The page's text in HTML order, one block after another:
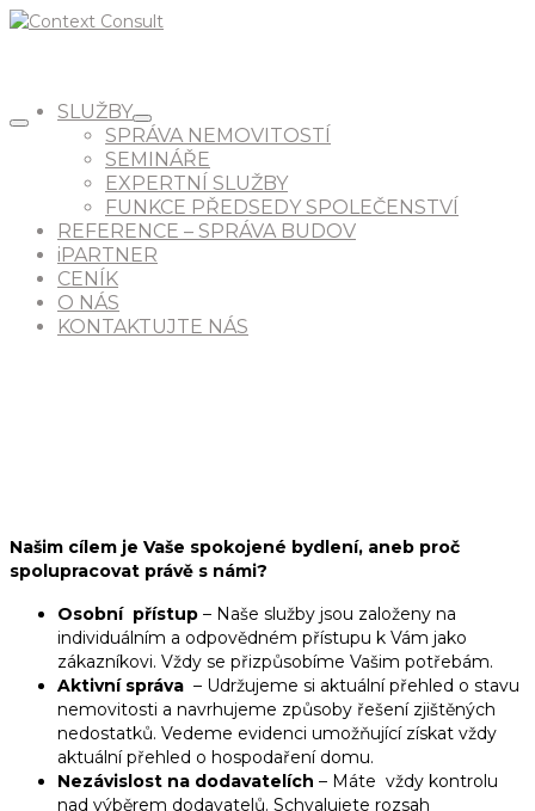
SLUŽBY
SPRÁVA NEMOVITOSTÍ
SEMINÁŘE
EXPERTNÍ SLUŽBY
FUNKCE PŘEDSEDY SPOLEČENSTVÍ
REFERENCE – SPRÁVA BUDOV
iPARTNER
CENÍK
O NÁS
KONTAKTUJTE NÁS
Našim cílem je Vaše spokojené bydlení, aneb proč
spolupracovat právě s námi?
Osobní přístup – Naše služby jsou založeny na
individuálním a odpovědném přístupu k Vám jako
zákazníkovi. Vždy se přizpůsobíme Vašim potřebám.
Aktivní správa – Udržujeme si aktuální přehled o stavu
nemovitosti a navrhujeme způsoby řešení zjištěných
nedostatků. Vedeme evidenci umožňující získat vždy
aktuální přehled o hospodaření domu.
Nezávislost na dodavatelích – Máte vždy kontrolu
nad výběrem dodavatelů. Schvalujete rozsah